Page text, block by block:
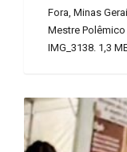
Fora, Minas
Mestre Polêmico
IMG_3138. 1,3